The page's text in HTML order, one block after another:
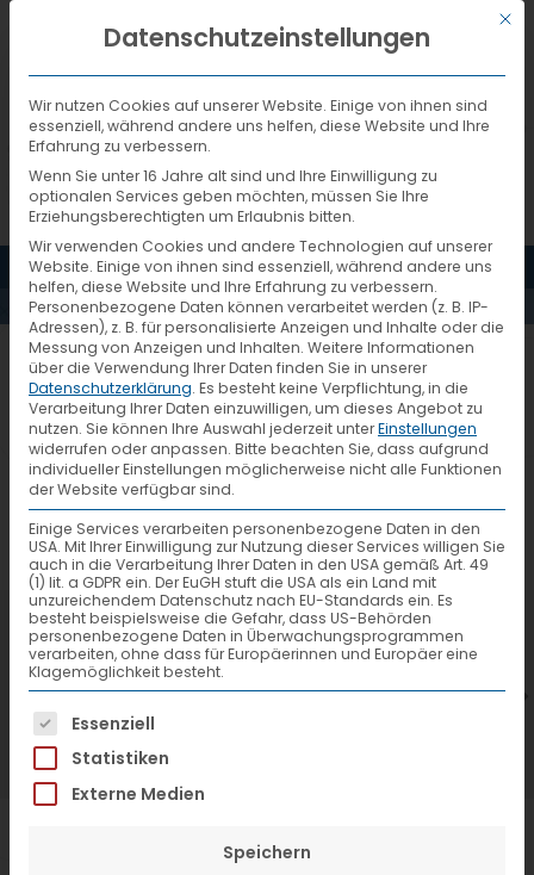
DEUTSCH
MENÜ
AKTUELLES
logevent_logo_web2
7. Juli 2026
VTL hat neuen Aufsichtsrat gewählt
Mit
Datenschutzeinstellungen
Wir nutzen Cookies auf unserer Website. Einige von ihnen sind
essenziell, während andere uns helfen, diese Website und Ihre
Erfahrung zu verbessern.
Wenn Sie unter 16 Jahre alt sind und Ihre Einwilligung zu
optionalen Services geben möchten, müssen Sie Ihre
Erziehungsberechtigten um Erlaubnis bitten.
Wir verwenden Cookies und andere Technologien auf unserer
Website. Einige von ihnen sind essenziell, während andere uns
helfen, diese Website und Ihre Erfahrung zu verbessern.
Personenbezogene Daten können verarbeitet werden (z. B. IP-
Adressen), z. B. für personalisierte Anzeigen und Inhalte oder die
Messung von Anzeigen und Inhalten. Weitere Informationen
über die Verwendung Ihrer Daten finden Sie in unserer
Datenschutzerklärung. Es besteht keine Verpflichtung, in die
Verarbeitung Ihrer Daten einzuwilligen, um dieses Angebot zu
nutzen. Sie können Ihre Auswahl jederzeit unterEinstellungen
widerrufen oder anpassen. Bitte beachten Sie, dass aufgrund
individueller Einstellungen möglicherweise nicht alle Funktionen
der Website verfügbar sind.
Einige Services verarbeiten personenbezogene Daten in den
USA. Mit Ihrer Einwilligung zur Nutzung dieser Services willigen Sie
auch in die Verarbeitung Ihrer Daten in den USA gemäß Art. 49
(1) lit. a GDPR ein. Der EuGH stuft die USA als ein Land mit
unzureichendem Datenschutz nach EU-Standards ein. Es
besteht beispielsweise die Gefahr, dass US-Behörden
personenbezogene Daten in Überwachungsprogrammen
verarbeiten, ohne dass für Europäerinnen und Europäer eine
Klagemöglichkeit besteht.
Es folgt eine Liste der Service-Gruppen,
Essenziell
Statistiken
Externe Medien
Speichern